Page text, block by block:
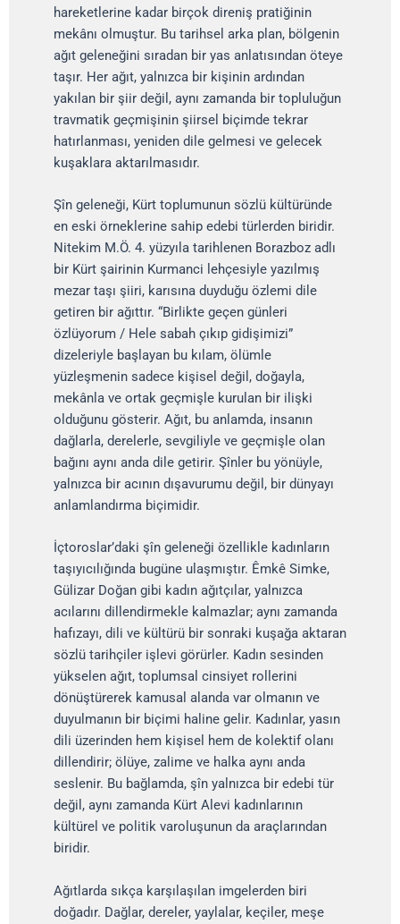
hareketlerine kadar birçok direniş pratiğinin
mekânı olmuştur. Bu tarihsel arka plan, bölgenin
ağıt geleneğini sıradan bir yas anlatısından öteye
taşır. Her ağıt, yalnızca bir kişinin ardından
yakılan bir şiir değil, aynı zamanda bir topluluğun
travmatik geçmişinin şiirsel biçimde tekrar
hatırlanması, yeniden dile gelmesi ve gelecek
kuşaklara aktarılmasıdır.
Şîn geleneği, Kürt toplumunun sözlü kültüründe
en eski örneklerine sahip edebi türlerden biridir.
Nitekim M.Ö. 4. yüzyıla tarihlenen Borazboz adlı
bir Kürt şairinin Kurmanci lehçesiyle yazılmış
mezar taşı şiiri, karısına duyduğu özlemi dile
getiren bir ağıttır. “Birlikte geçen günleri
özlüyorum / Hele sabah çıkıp gidişimizi”
dizeleriyle başlayan bu kılam, ölümle
yüzleşmenin sadece kişisel değil, doğayla,
mekânla ve ortak geçmişle kurulan bir ilişki
olduğunu gösterir. Ağıt, bu anlamda, insanın
dağlarla, derelerle, sevgiliyle ve geçmişle olan
bağını aynı anda dile getirir. Şînler bu yönüyle,
yalnızca bir acının dışavurumu değil, bir dünyayı
anlamlandırma biçimidir.
İçtoroslar’daki şîn geleneği özellikle kadınların
taşıyıcılığında bugüne ulaşmıştır. Êmkê Simke,
Gülizar Doğan gibi kadın ağıtçılar, yalnızca
acılarını dillendirmekle kalmazlar; aynı zamanda
hafızayı, dili ve kültürü bir sonraki kuşağa aktaran
sözlü tarihçiler işlevi görürler. Kadın sesinden
yükselen ağıt, toplumsal cinsiyet rollerini
dönüştürerek kamusal alanda var olmanın ve
duyulmanın bir biçimi haline gelir. Kadınlar, yasın
dili üzerinden hem kişisel hem de kolektif olanı
dillendirir; ölüye, zalime ve halka aynı anda
seslenir. Bu bağlamda, şîn yalnızca bir edebi tür
değil, aynı zamanda Kürt Alevi kadınlarının
kültürel ve politik varoluşunun da araçlarından
biridir.
Ağıtlarda sıkça karşılaşılan imgelerden biri
doğadır. Dağlar, dereler, yaylalar, keçiler, meşe